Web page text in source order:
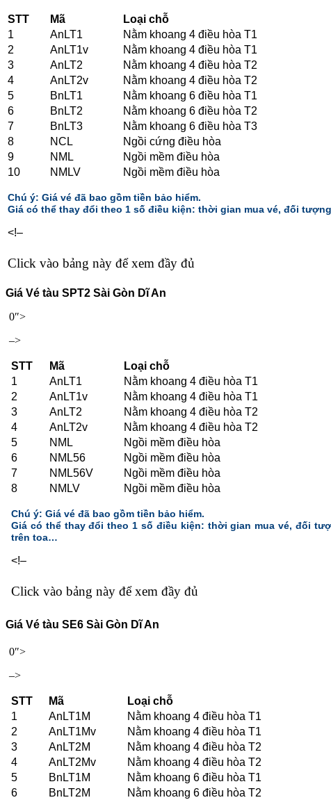
STT Mã Loại chỗ
1
AnLT1 Nằm khoang 4 điều hòa T1
2
AnLT1v Nằm khoang 4 điều hòa T1
3
AnLT2 Nằm khoang 4 điều hòa T2
4
AnLT2v Nằm khoang 4 điều hòa T2
5
BnLT1 Nằm khoang 6 điều hòa T1
6
BnLT2 Nằm khoang 6 điều hòa T2
7
BnLT3 Nằm khoang 6 điều hòa T3
8
NCL Ngồi cứng điều hòa
9
NML Ngồi mềm điều hòa
10
NMLV Ngồi mềm điều hòa
Chú ý: Giá vé đã bao gồm tiền bảo hiểm.
Giá có thể thay đổi theo 1 số điều kiện: thời gian mua vé, đối
<!–
Click vào bảng này để xem đầy đủ
Giá Vé tàu SPT2 Sài Gòn Dĩ An
0″>
–>
STT Mã Loại chỗ
1
AnLT1 Nằm khoang 4 điều hòa T1
2
AnLT1v Nằm khoang 4 điều hòa T1
3
AnLT2 Nằm khoang 4 điều hòa T2
4
AnLT2v Nằm khoang 4 điều hòa T2
5
NML Ngồi mềm điều hòa
6
NML56 Ngồi mềm điều hòa
7
NML56V Ngồi mềm điều hòa
8
NMLV Ngồi mềm điều hòa
Chú ý: Giá vé đã bao gồm tiền bảo hiểm.
Giá có thể thay đổi theo 1 số điều kiện: thời gian mua vé, đối
trên toa…
<!–
Click vào bảng này để xem đầy đủ
Giá Vé tàu SE6 Sài Gòn Dĩ An
0″>
–>
STT Mã Loại chỗ
1
AnLT1M Nằm khoang 4 điều hòa T1
2
AnLT1Mv Nằm khoang 4 điều hòa T1
3
AnLT2M Nằm khoang 4 điều hòa T2
4
AnLT2Mv Nằm khoang 4 điều hòa T2
5
BnLT1M Nằm khoang 6 điều hòa T1
6
BnLT2M Nằm khoang 6 điều hòa T2